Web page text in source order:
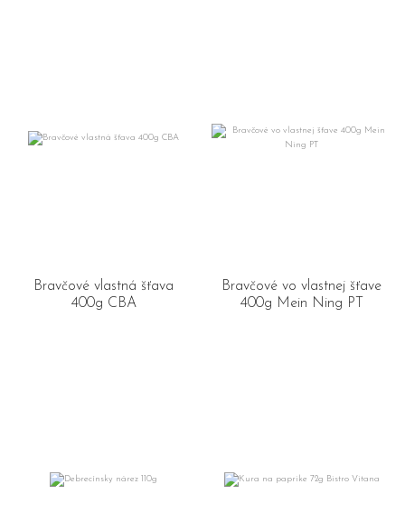
Bravčové vlastná šťava
400g CBA
Bravčové vo vlastnej šťave
400g Mein Ning PT